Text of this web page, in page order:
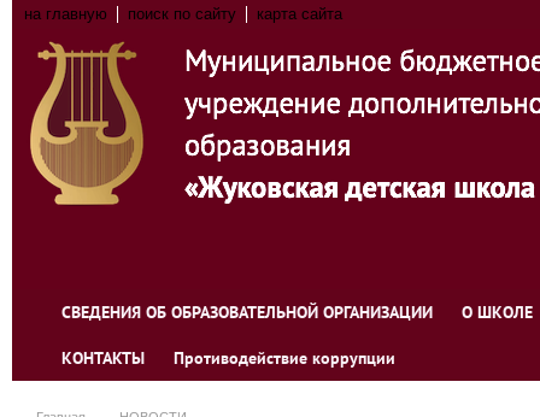
на главную поиск по сайту карта сайта
СВЕДЕНИЯ ОБ ОБРАЗОВАТЕЛЬНОЙ ОРГАНИЗАЦИИ О ШКОЛЕ
КОНТАКТЫ Противодействие коррупции